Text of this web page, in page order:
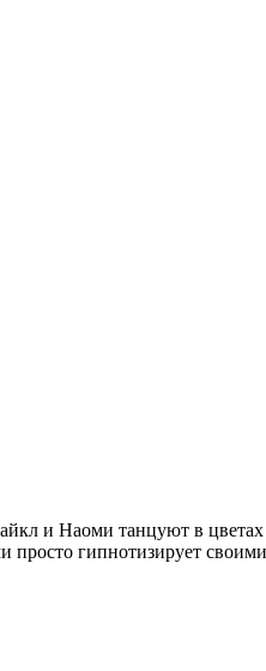
и Наоми танцуют в
гипнотизирует